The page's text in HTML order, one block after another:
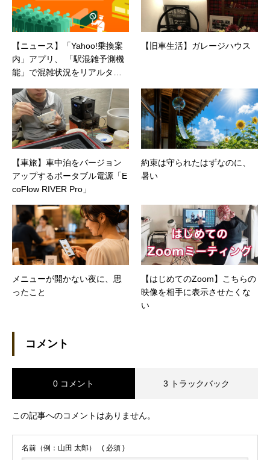
【ニュース】「Yahoo!乗換案
内」アプリ、 「駅混雑予測機
能」で混雑状況をリアルタイ
【旧車生活】ガレージハウス
【車旅】車中泊をバージョン
アップするポータブル電源「E
coFlow RIVER Pro」
約束は守られたはずなのに、
暑い
メニューが開かない夜に、思
ったこと
【はじめてのZoom】こちらの
映像を相手に表示させたくな
い
コメント
0 コメント 3 トラックバック
この記事へのコメントはありません。
名前（例：山田 太郎） ( 必須 )